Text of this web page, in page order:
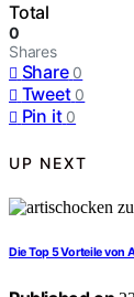
Total
0
Shares
Share 0
Tweet 0
Pin it 0
UP NEXT
Die Top 5 Vorteile von